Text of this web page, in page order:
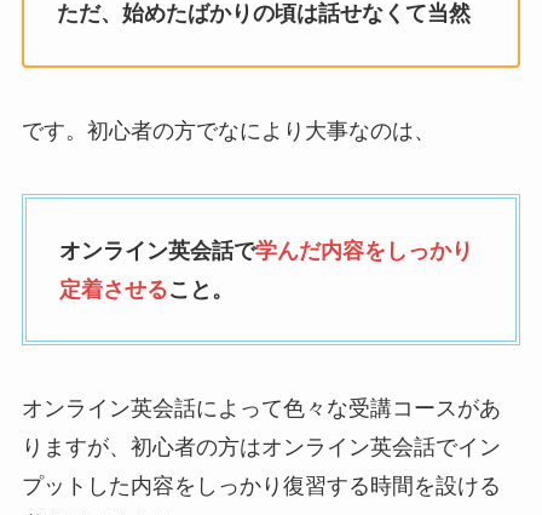
ただ、始めたばかりの頃は話せなくて当然
です。初心者の方でなにより大事なのは、
オンライン英会話で学んだ内容をしっかり
定着させること。
オンライン英会話によって色々な受講コースがあ
りますが、初心者の方はオンライン英会話でイン
プットした内容をしっかり復習する時間を設ける